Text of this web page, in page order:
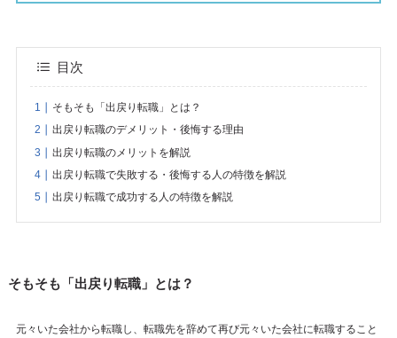
目次
そもそも「出戻り転職」とは？
出戻り転職のデメリット・後悔する理由
出戻り転職のメリットを解説
出戻り転職で失敗する・後悔する人の特徴を解説
出戻り転職で成功する人の特徴を解説
そもそも「出戻り転職」とは？
元々いた会社から転職し、転職先を辞めて再び元々いた会社に転職すること